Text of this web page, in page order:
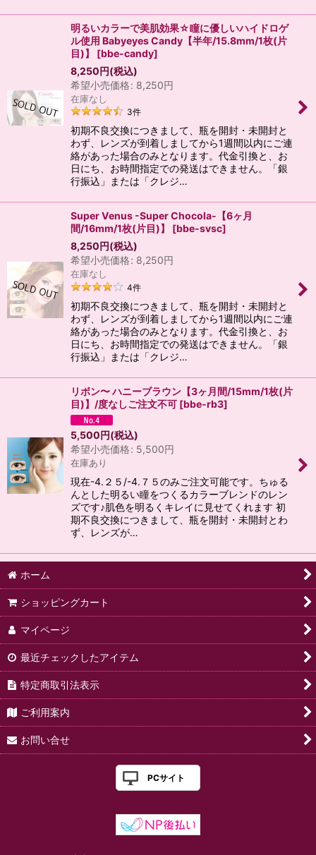
明るいカラーで美肌効果☆瞳に優しいハイドロゲ
ル使用 Babyeyes Candy【半年/15.8mm/1枚(片
目)】
[bbe-candy]
8,250円(税込)
希望小売価格: 8,250円
在庫なし
3件
初期不良交換につきまして、瓶を開封・未開封と
わず、レンズが到着しましてから1週間以内にご連
絡があった場合のみとなります。代金引換と、お
日にち、お時間指定での発送はできません。「銀
行振込」または「クレジ…
Super Venus -Super Chocola-【6ヶ月
間/16mm/1枚(片目)】
[bbe-svsc]
8,250円(税込)
希望小売価格: 8,250円
在庫なし
4件
初期不良交換につきまして、瓶を開封・未開封と
わず、レンズが到着しましてから1週間以内にご連
絡があった場合のみとなります。代金引換と、お
日にち、お時間指定での発送はできません。「銀
行振込」または「クレジ…
リボン〜 ハニーブラウン【3ヶ月間/15mm/1枚(片
目)】/度なしご注文不可 [bbe-rb3]
5,500円(税込)
希望小売価格: 5,500円
在庫あり
現在-4.２５/-4.７５のみご注文可能です。ちゅる
んとした明るい瞳をつくるカラーブレンドのレン
ズです♪肌色を明るくキレイに見せてくれます 初
期不良交換につきまして、瓶を開封・未開封とわ
ず、レンズが…
ホーム
ショッピングカート
マイページ
最近チェックしたアイテム
特定商取引法表示
ご利用案内
お問い合せ
PCサイト